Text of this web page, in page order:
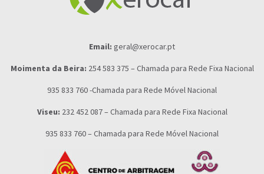
Email: geral@xerocar.pt
Moimenta da Beira: 254 583 375 – Chamada para Rede Fixa Nacional
935 833 760 -Chamada para Rede Móvel Nacional
Viseu: 232 452 087 – Chamada para Rede Fixa Nacional
935 833 760 – Chamada para Rede Móvel Nacional